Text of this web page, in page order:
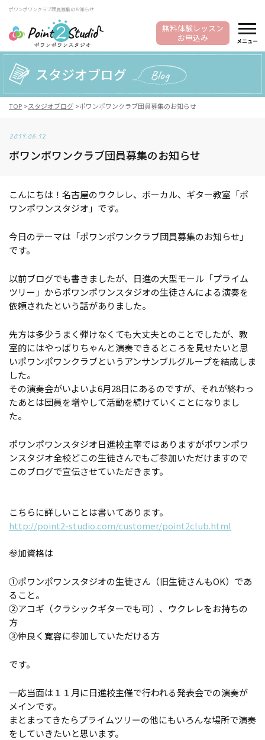
ポワンポワンクラブ団員募集のお知らせ
メニュー
無料体験レッスン
お申込み
スタジオブログ Blog
TOP スタジオブログ ポワンポワンクラブ団員募集のお知らせ
2019.06.12
ポワンポワンクラブ団員募集のお知らせ
こんにちは！名古屋のウクレレ、ボーカル、ギター教室「ポ
ワンポワンスタジオ」です。
今日のテーマは「ポワンポワンクラブ団員募集のお知らせ」
です。
以前ブログでも書きましたが、日進の大型モール「プライム
ツリー」からポワンポワンスタジオの生徒さんによる演奏を
依頼されたという話がありました。
先方は多少うまく弾けなくても大丈夫とのことでしたが、教
室的にはやっぱりちゃんと演奏できるところを見せたいと思
いポワンポワンクラブというアンサンブルグループを結成しま
した。
その演奏会がいよいよ6月28日にあるのですが、それが終わっ
たあとは団員を増やして活動を続けていくことになりまし
た。
ポワンポワンスタジオ日進校主宰ではありますがポワンポワ
ンスタジオ全校どこの生徒さんでもご参加いただけますので
このブログで宣伝させていただきます。
こちらに詳しいことは書いてあります。
http://point2-studio.com/customer/point2club.html
参加資格は
①ポワンポワンスタジオの生徒さん（旧生徒さんもOK）であ
ること。
②アコギ（クラシックギターでも可）、ウクレレをお持ちの
方
③仲良く寛容に参加していただける方
です。
一応当面は１１月に日進校主催で行われる発表会での演奏が
メインです。
まとまってきたらプライムツリーの他にもいろんな場所で演奏
をしていきたいと思います。